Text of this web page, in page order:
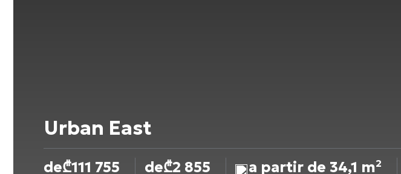
Urban East
de₾111 755 de₾2 855 a partir de 34,1 m²